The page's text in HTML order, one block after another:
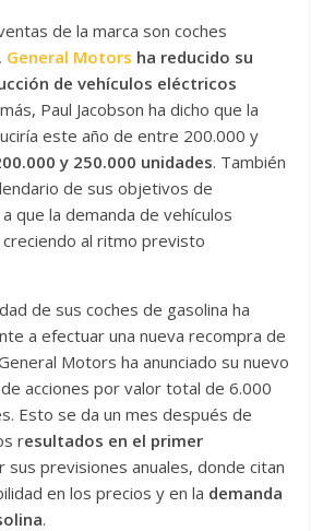
de la marca son coches
General Motors ha reducido su
de vehículos eléctricos
Paul Jacobson ha dicho que la
este año de entre 200.000 y
y 250.000 unidades. También
de sus objetivos de
que la demanda de vehículos
al ritmo previsto
de sus coches de gasolina ha
a efectuar una nueva recompra de
Motors ha anunciado su nuevo
acciones por valor total de 6.000
Esto se da un mes después de
resultados en el primer
sus previsiones anuales, donde citan
en los precios y en la demanda
.